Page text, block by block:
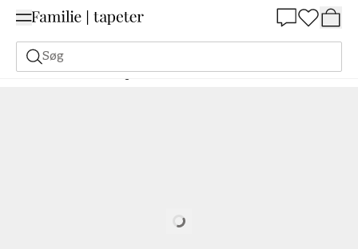
Søg
Malerfarve Bestilling Udfra NCS Bestil efter NCS 6030-R70B
Loading…